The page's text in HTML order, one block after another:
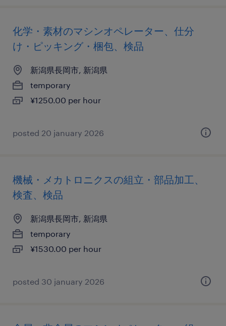
化学・素材のマシンオペレーター、仕分
け・ピッキング・梱包、検品
新潟県長岡市, 新潟県
temporary
¥1250.00 per hour
posted 20 january 2026
機械・メカトロニクスの組立・部品加工、
検査、検品
新潟県長岡市, 新潟県
temporary
¥1530.00 per hour
posted 30 january 2026